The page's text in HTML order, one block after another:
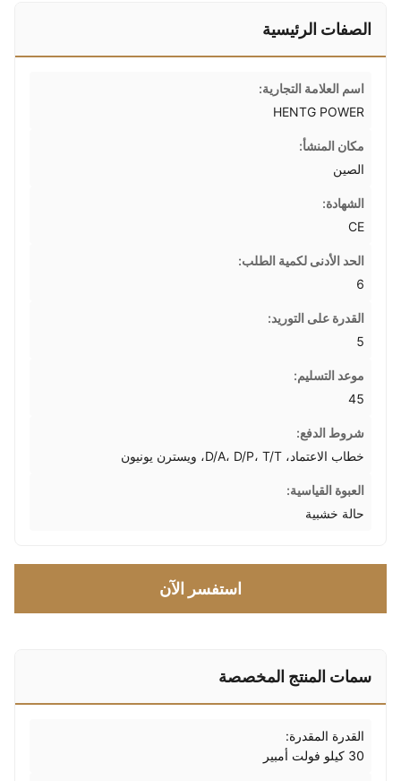
الصفات الرئيسية
اسم العلامة التجارية:
HENTG POWER
مكان المنشأ:
الصين
الشهادة:
CE
الحد الأدنى لكمية الطلب:
6
القدرة على التوريد:
5
موعد التسليم:
45
شروط الدفع:
خطاب الاعتماد، D/A، D/P، T/T، ويسترن يونيون
العبوة القياسية:
حالة خشبية
استفسر الآن
سمات المنتج المخصصة
القدرة المقدرة:
30 كيلو فولت أمبير